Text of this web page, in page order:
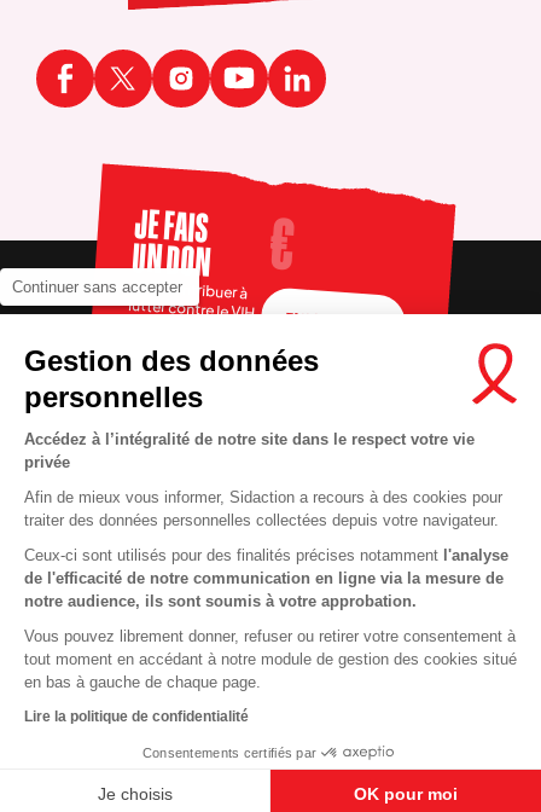
Continuer sans accepter
Gestion des données
personnelles
Accédez à l’intégralité de notre site dans le respect votre vie
privée
Afin de mieux vous informer, Sidaction a recours à des cookies pour
traiter des données personnelles collectées depuis votre navigateur.
Ceux-ci sont utilisés pour des finalités précises notamment l'analyse
de l'efficacité de notre communication en ligne via la mesure de
notre audience, ils sont soumis à votre approbation.
Vous pouvez librement donner, refuser ou retirer votre consentement à
tout moment en accédant à notre module de gestion des cookies situé
en bas à gauche de chaque page.
Lire la politique de confidentialité
Consentements certifiés par
Je choisis OK pour moi
Contact
Presse
FAQ
Info santé
Espace donateurs
RECRUTEMENT
MENTIONS LÉGALES
VIE PRIVÉE
PLAN DU SITE
JE FAIS
UN DON
Pour contribuer à
lutter contre le VIH FAIRE UN DON